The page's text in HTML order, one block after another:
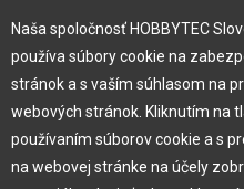
Pre zákazníka
Garancia najlepšej ceny
Užívateľský manuál
Obchodné podmienky
Naša spoločnosť HOBBYTEC
používa súbory cookie na
stránok a s vaším súhlasom na
webových stránok. Kliknutím na
používaním súborov cookie a s
na webovej stránke na účely